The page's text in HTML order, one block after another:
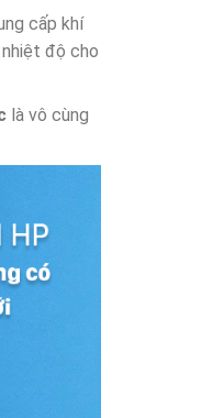
cấp khí
độ cho
là vô cùng